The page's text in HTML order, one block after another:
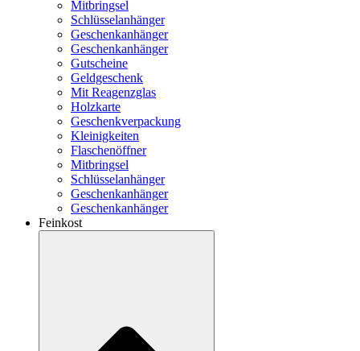
Mitbringsel
Schlüsselanhänger
Geschenkanhänger
Geschenkanhänger
Gutscheine
Geldgeschenk
Mit Reagenzglas
Holzkarte
Geschenkverpackung
Kleinigkeiten
Flaschenöffner
Mitbringsel
Schlüsselanhänger
Geschenkanhänger
Geschenkanhänger
Feinkost